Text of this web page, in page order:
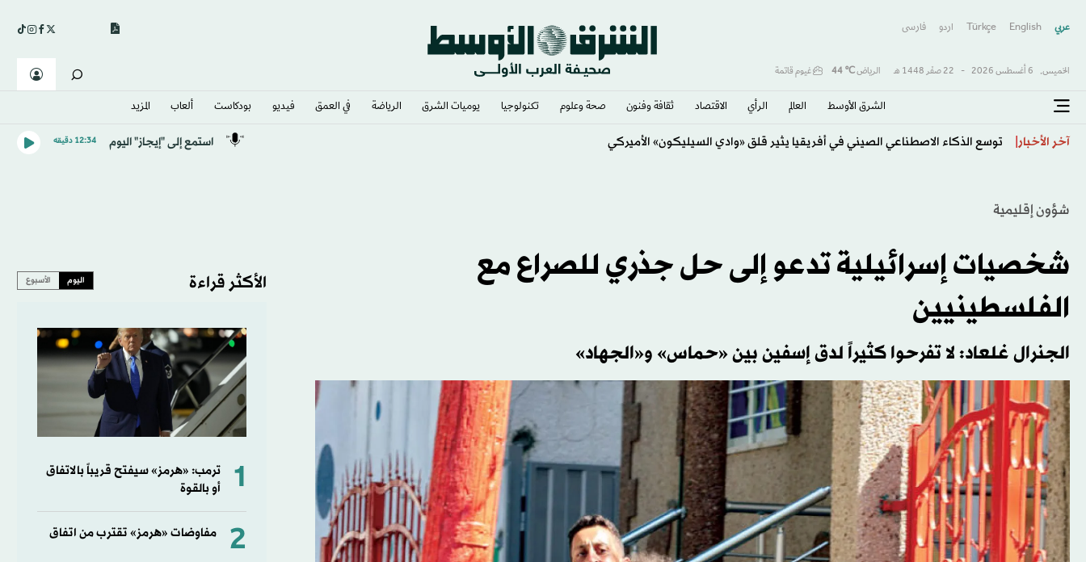
عربي English
Türkçe اردو فارسى
الخميس, 6 أغسطس 2026 - 22 صفَر 1448 هـ الرياض℃
44 غيوم قاتمة
الشرق الأوسط​ العالم الرأي الاقتصاد ثقافة وفنون صحة وعلوم تكنولوجيا يوميات الشرق​ الرياضة في العمق فيديو بودكاست ألعاب المزيد
آخر الأخبار «كومرتس بنك» يحقق قفزة 94 % في الأرباح... ويبدأ محادثات مع «يونيكريديت» استمع إلى "إيجاز" اليوم 12:34 دقيقه
شؤون إقليمية
شخصيات إسرائيلية تدعو إلى حل جذري للصراع مع
الفلسطينيين
الجنرال غلعاد: لا تفرحوا كثيراً لدق إسفين بين «حماس» و«الجهاد»
الأكثر قراءة اليوم الأسبوع
1
ترمب: «هرمز» سيفتح قريباً بالاتفاق
أو بالقوة
2 مفاوضات «هرمز» تقترب من اتفاق